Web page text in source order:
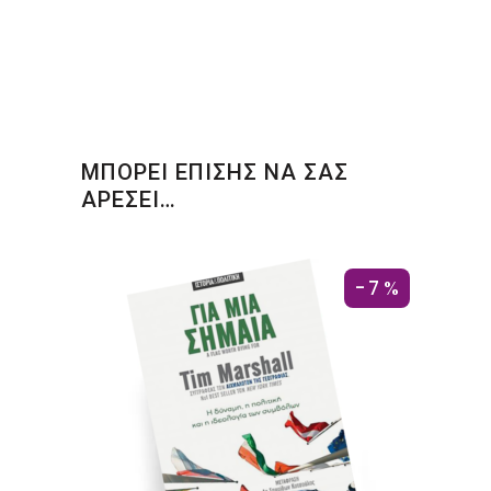
ΜΠΟΡΕΙ ΕΠΙΣΗΣ ΝΑ ΣΑΣ
ΑΡΕΣΕΙ…
-7%